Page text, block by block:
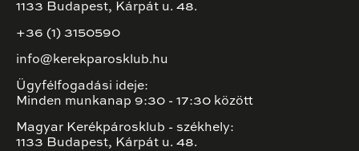
1133 Budapest, Kárpát u. 48.
+36 (1) 3150590
info@kerekparosklub.hu
Ügyfélfogadási ideje:
Minden munkanap 9:30 - 17:30 között
Magyar Kerékpárosklub - székhely:
1133 Budapest, Kárpát u. 48.